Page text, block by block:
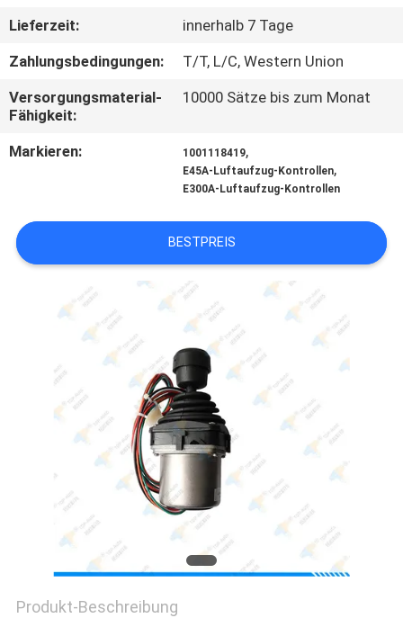
TRETEN
SIE
UNS
IN
FORDERN
SIE
ZITAT
SITEMAP
PRIVACY
POLICY
Lieferzeit:
innerhalb 7 Tage
Zahlungsbedingungen:
T/T, L/C, Western Union
Versorgungsmaterial-
Fähigkeit:
10000 Sätze bis zum Monat
Markieren: 1001118419,
E45A-Luftaufzug-Kontrollen,
E300A-Luftaufzug-Kontrollen
BESTPREIS
Produkt-Beschreibung